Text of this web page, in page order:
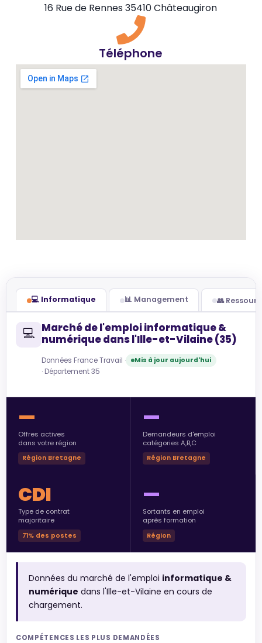
16 Rue de Rennes 35410 Châteaugiron
Téléphone
💻 Informatique 📊 Management 👥
💻 Marché de l'emploi informatique &
numérique dans l'Ille-et-Vilaine (35)
Données France Travail · Mis à jour aujourd'hui
· Département 35
—
Offres actives
dans votre région
Région Bretagne
—
Demandeurs d'emploi
catégories A,B,C
Région Bretagne
CDI
Type de contrat
majoritaire
71% des postes
—
Sortants en emploi
après formation
Région
Données du marché de l'emploi informatique &
numérique dans l'Ille-et-Vilaine en cours de
chargement.
COMPÉTENCES LES PLUS DEMANDÉES